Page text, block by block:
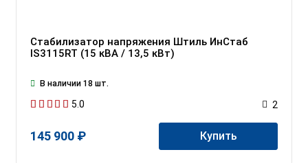
Стабилизатор напряжения Штиль ИнСтаб
IS3115RT (15 кВА / 13,5 кВт)
В наличии 18 шт.
5.0 2
145 900 ₽ Купить